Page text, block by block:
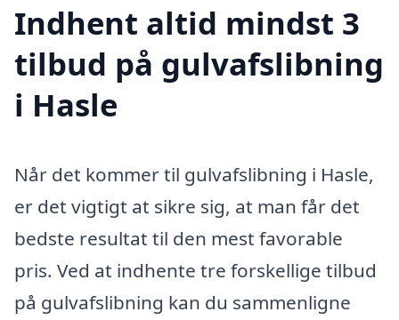
Indhent altid mindst 3
tilbud på gulvafslibning
i Hasle
Når det kommer til gulvafslibning i Hasle,
er det vigtigt at sikre sig, at man får det
bedste resultat til den mest favorable
pris. Ved at indhente tre forskellige tilbud
på gulvafslibning kan du sammenligne